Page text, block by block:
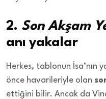
2. Son Akşam
anı yakalar
Herkes, tablonun İsa’nın
önce havarileriyle olan
ettiğini bilir. Ancak da